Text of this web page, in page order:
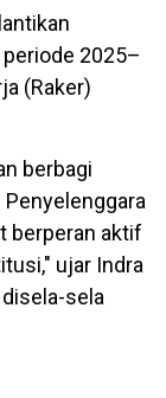
periode 2025–
(Raker)
berbagi
berperan aktif
ujar Indra
sela